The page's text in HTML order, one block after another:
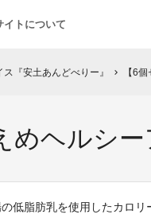
イトについて
『安土あんどべりー』 chevron_right 【6
めヘルシ
低脂肪乳を使用したカロ